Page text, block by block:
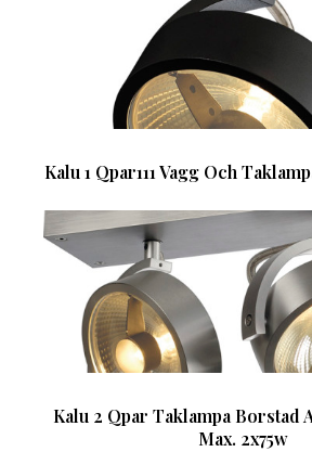
Kalu 1 Qpar111 Vagg Och
Kalu 2 Qpar Taklampa Borstad
Max. 2x75w